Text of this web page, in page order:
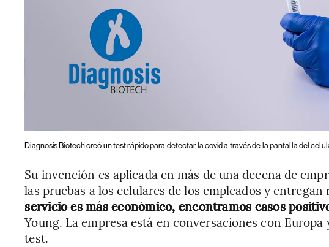
Diagnosis Biotech creó un test rápido para detectar la covid a través de la pantalla del
Su invención es aplicada en más de una decena de
las pruebas a los celulares de los empleados y entregan
servicio es más económico, encontramos casos
Young. La empresa está en conversaciones con
test.